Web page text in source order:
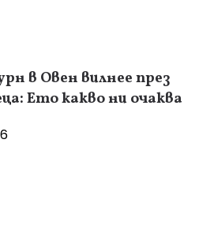
в Овен вилнее през
Ето какво ни очаква